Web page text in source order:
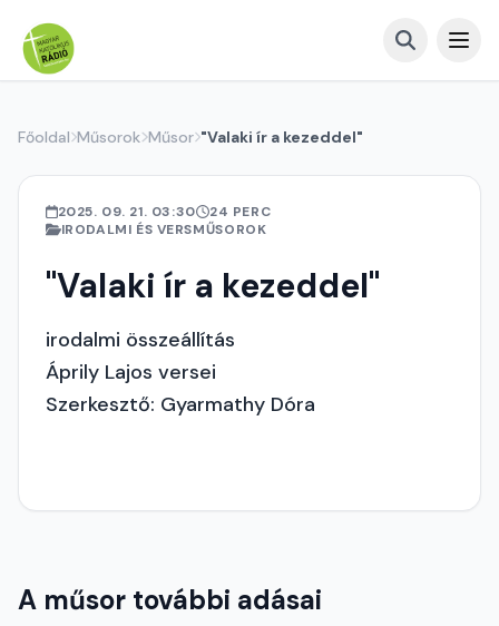
Főoldal Műsorok Műsor "Valaki ír a kezeddel"
2025. 09. 21. 03:30
24 PERC
IRODALMI ÉS VERSMŰSOROK
"Valaki ír a kezeddel"
irodalmi összeállítás
Áprily Lajos versei
Szerkesztő: Gyarmathy Dóra
A műsor további adásai